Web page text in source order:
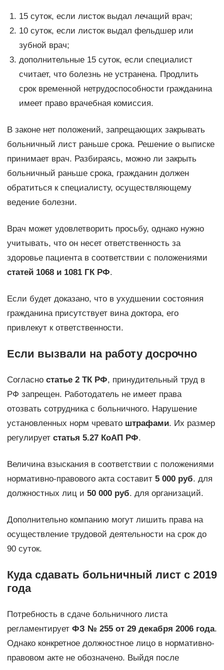
15 суток, если листок выдал лечащий врач;
10 суток, если листок выдал фельдшер или
зубной врач;
дополнительные 15 суток, если специалист
считает, что болезнь не устранена. Продлить
срок временной нетрудоспособности гражданина
имеет право врачебная комиссия.
В законе нет положений, запрещающих закрывать
больничный лист раньше срока. Решение о выписке
принимает врач. Разбираясь, можно ли закрыть
больничный раньше срока, гражданин должен
обратиться к специалисту, осуществляющему
ведение болезни.
Врач может удовлетворить просьбу, однако нужно
учитывать, что он несет ответственность за
здоровье пациента в соответствии с положениями
статей 1068 и 1081 ГК РФ.
Если будет доказано, что в ухудшении состояния
гражданина присутствует вина доктора, его
привлекут к ответственности.
Если вызвали на работу досрочно
Согласно статье 2 ТК РФ, принудительный труд в
РФ запрещен. Работодатель не имеет права
отозвать сотрудника с больничного. Нарушение
установленных норм чревато штрафами. Их размер
регулирует статья 5.27 КоАП РФ.
Величина взыскания в соответствии с положениями
нормативно-правового акта составит 5 000 руб. для
должностных лиц и 50 000 руб. для организаций.
Дополнительно компанию могут лишить права на
осуществление трудовой деятельности на срок до
90 суток.
Куда сдавать больничный лист с 2019
года
Потребность в сдаче больничного листа
регламентирует ФЗ № 255 от 29 декабря 2006 года.
Однако конкретное должностное лицо в нормативно-
правовом акте не обозначено. Выйдя после